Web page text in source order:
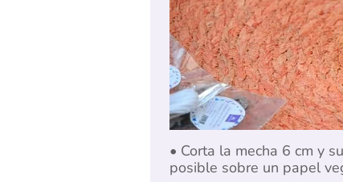
• Corta la mecha 6 cm y
posible sobre un papel